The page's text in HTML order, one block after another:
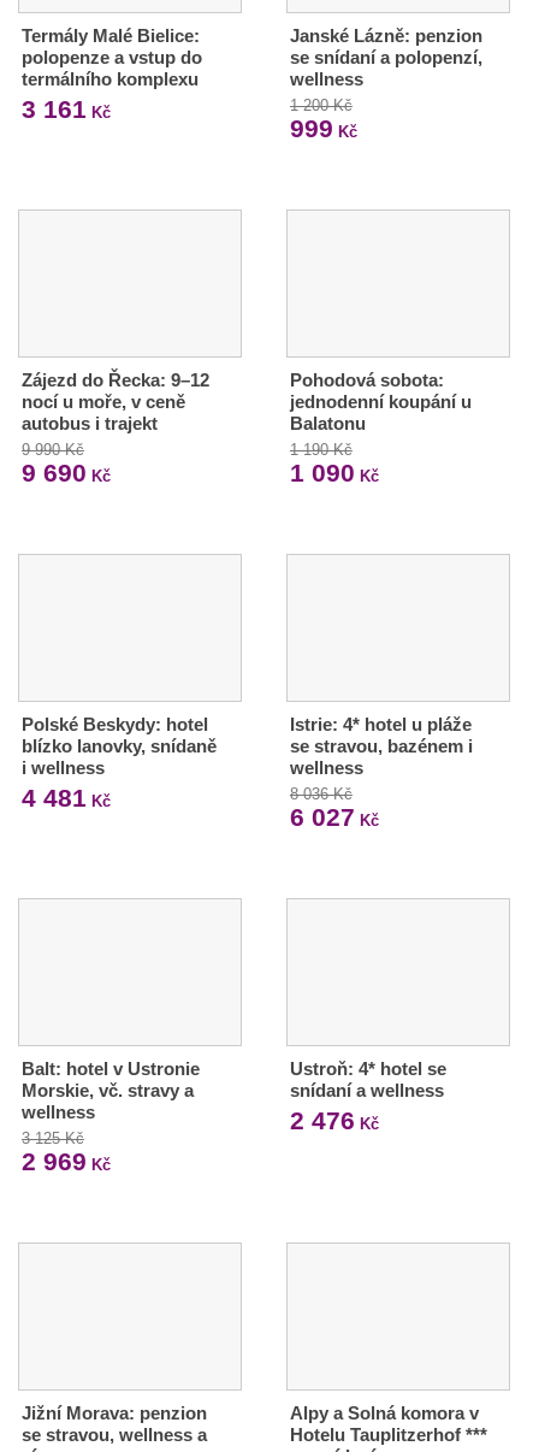
Termály Malé Bielice:
polopenze a vstup do
termálního komplexu
3 161 Kč
Janské Lázně: penzion
se snídaní a polopenzí,
wellness
1 200 Kč
999 Kč
Zájezd do Řecka: 9–12
nocí u moře, v ceně
autobus i trajekt
9 990 Kč
9 690 Kč
Pohodová sobota:
jednodenní koupání u
Balatonu
1 190 Kč
1 090 Kč
Polské Beskydy: hotel
blízko lanovky, snídaně
i wellness
4 481 Kč
Istrie: 4* hotel u pláže
se stravou, bazénem i
wellness
8 036 Kč
6 027 Kč
Balt: hotel v Ustronie
Morskie, vč. stravy a
wellness
3 125 Kč
2 969 Kč
Ustroň: 4* hotel se
snídaní a wellness
2 476 Kč
Jižní Morava: penzion
se stravou, wellness a
Alpy a Solná komora v
Hotelu Tauplitzerhof ***